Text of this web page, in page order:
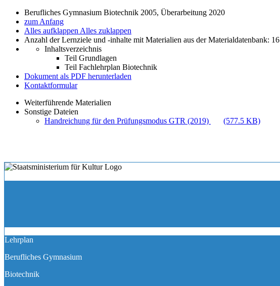
Berufliches Gymnasium Biotechnik 2005, Überarbeitung 2020
zum Anfang
Alles aufklappen Alles zuklappen
Anzahl der Lernziele und -inhalte mit Materialien aus der Materialdatenbank: 16
Inhaltsverzeichnis
Teil Grundlagen
Teil Fachlehrplan Biotechnik
Dokument als PDF herunterladen
Kontaktformular
Weiterführende Materialien
Sonstige Dateien
Handreichung für den Prüfungsmodus GTR (2019)
(577.5 KB)
Lehrplan
Berufliches Gymnasium
Biotechnik